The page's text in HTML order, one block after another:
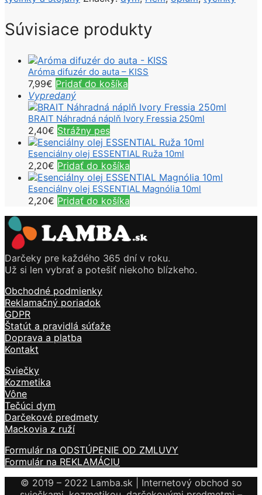
Súvisiace produkty
Aróma difuzér do auta – KISS
7,99€ Pridať do košíka
Vypredaný
BRAIT Náhradná náplň Ivory Fressia 250ml
2,40€ Strážny pes
Esenciálny olej ESSENTIAL Ruža 10ml
2,20€ Pridať do košíka
Esenciálny olej ESSENTIAL Magnólia 10ml
2,20€ Pridať do košíka
Darčeky pre každého 365 dní v roku.
Už si len vybrať a potešiť niekoho blízkeho.
Obchodné podmienky
Reklamačný poriadok
GDPR
Štatút a pravidlá súťaže
Doprava a platba
Kontakt
Sviečky
Kozmetika
Vône
Tečúci dym
Darčekové predmety
Mackovia z ruží
Formulár na ODSTÚPENIE OD ZMLUVY
Formulár na REKLAMÁCIU
© 2019 – 2022 Lamba.sk | Internetový obchod so